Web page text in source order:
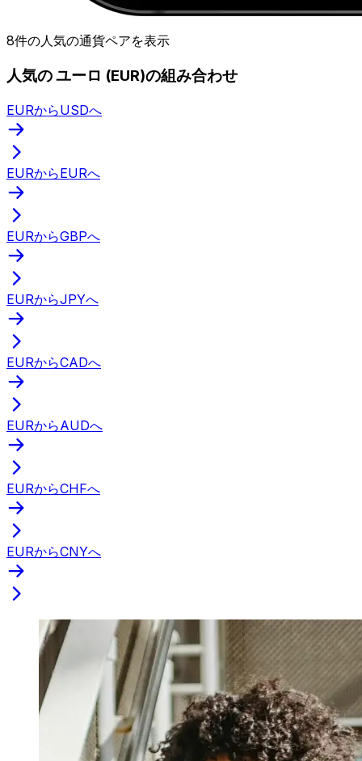
8件の人気の通貨ペアを表示
人気の ユーロ (EUR)の組み合わせ
EURからUSDへ
EURからEURへ
EURからGBPへ
EURからJPYへ
EURからCADへ
EURからAUDへ
EURからCHFへ
EURからCNYへ